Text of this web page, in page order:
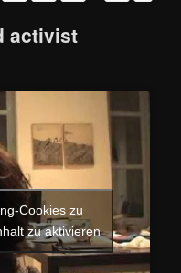
activist
Cookies zu
zu aktivieren